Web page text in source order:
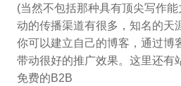
(当然不包括那种具有顶尖写作
动的传播渠道有很多，知名的天
你可以建立自己的博客，通过博
带动很好的推广效果。这里还有
免费的B2B